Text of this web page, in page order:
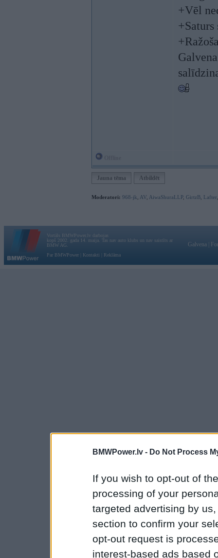
BMWPower.lv - Do Not Process
If you wish to opt-out of
processing of your
targeted advertising by
section to confirm your
opt-out request is
interest-based ads based
+Vēl
Jauna tēma Atbildēt
Moderatori: 968-jk AV AiwaShuraLLP, GirtzB Lafter
Vortāls BMWPower.lv darbojas
kopš 2002. gada 14. maija. Tas nav auto klubs un nav saistīts ar
BMW AG.
Par BMWPower
Kontakti Reklāma
Galvena